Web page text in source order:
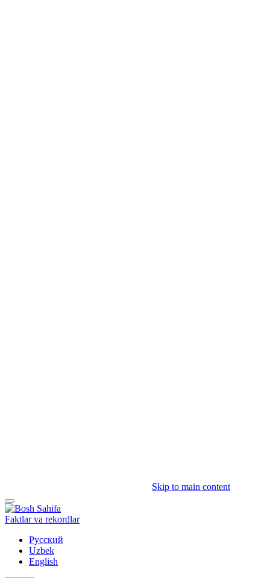
Skip to main content
Faktlar va rekordlar
Русский
Uzbek
English